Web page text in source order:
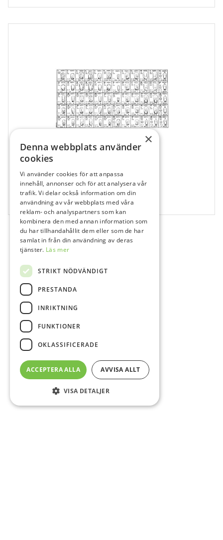
609612
Fullform Directa Fullform P1
5 st
×
Denna webbplats använder
cookies
Vi använder cookies för att anpassa
innehåll, annonser och för att analysera vår
trafik. Vi delar också information om din
användning av vår webbplats med våra
reklam- och analyspartners som kan
kombinera den med annan information som
du har tillhandahållit dem eller som de har
samlat in från din användning av deras
tjänster. Läs mer
STRIKT NÖDVÄNDIGT
PRESTANDA
INRIKTNING
FUNKTIONER
OKLASSIFICERADE
ACCEPTERA ALLA AVVISA ALLT
VISA DETALJER